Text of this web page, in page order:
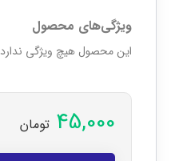
ویژگی‌های محصول
این محصول هیچ ویژگی ندارد
45,000 تومان